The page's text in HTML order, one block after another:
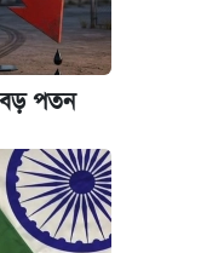
বড় পতন